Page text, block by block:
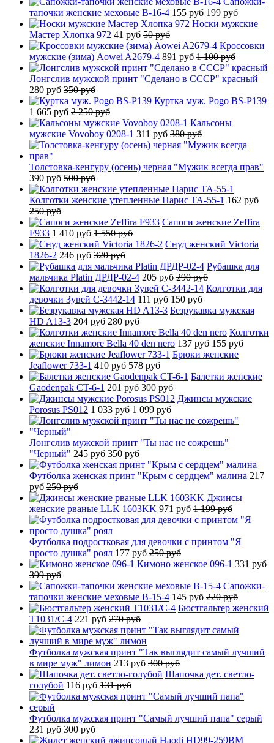
тапочки женские меховые B-16-4 155 руб 199 руб
Носки мужские
Мастер Хлопка 972 41 руб 50 руб
Кроссовки
мужские (зима) Aowei A2679-4 891 руб 1 100 руб
Лонгслив мужской принт "Сделано в СССР" красный
280 руб 350 руб
Куртка муж. Pogo BS-P139
1 665 руб 2 250 руб
Кальсоны
мужские Vovoboy 0208-1 311 руб 380 руб
Толстовка-кенгуру (осень) черная "Мужик всегда прав"
390 руб 500 руб
Колготки женские утепленные Нарис TA-55-1 162 руб
250 руб
Сапоги женские Zeffira
F933 1 410 руб 1 550 руб
Снуд женский Victoria
1826-2 246 руб 320 руб
Рубашка для
мальчика Platin ДРДР-02-4 205 руб 290 руб
Колготки для
девочки Зувей C-3442-14 111 руб 150 руб
Безрукавка мужская
HD A13-3 204 руб 280 руб
Колготки
женские Innamore Bella 40 den nero 137 руб 155 руб
Брюки женские
Jeaflower 733-1 410 руб 578 руб
Балетки женские
Gaodenpak CT-6-1 201 руб 300 руб
Джинсы мужские
Porosus PS012 1 033 руб 1 099 руб
Лонгслив мужской принт "Ты нас не сожрешь"
"Черный" 245 руб 350 руб
Футболка женская принт "Крым с сердцем" малина 217
руб 250 руб
Джинсы
женские рваные LLK 1603KK 971 руб 1 199 руб
Футболка подростковая для девочки с принтом "Я
просто душка" роял 177 руб 250 руб
Кимоно женское 096-1 331 руб
399 руб
Сапожки-
тапочки женские меховые B-15-4 145 руб 220 руб
Бюстгальтер женский
T1031/C-4 221 руб 270 руб
Футболка мужская принт "Так выглядит самый лучший
в мире муж" лимон 213 руб 300 руб
Шапочка дет. светло-
голубой 116 руб 131 руб
Футболка мужская принт "Самый лучший папа" серый
231 руб 300 руб